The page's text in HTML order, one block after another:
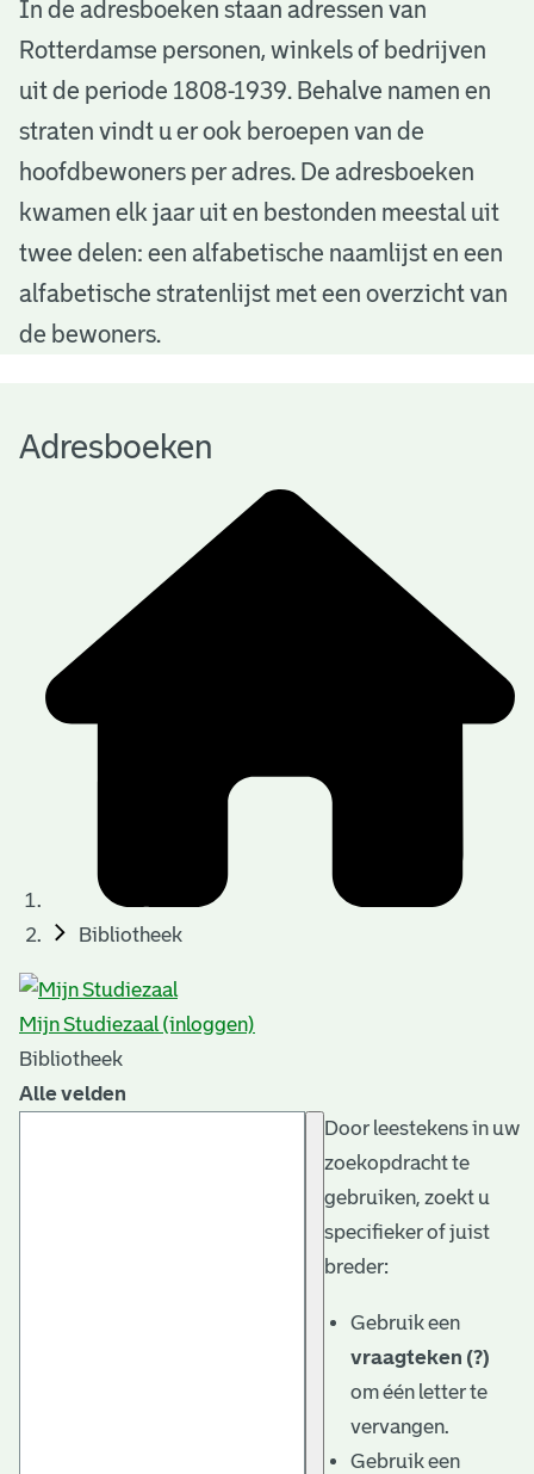
A
d
e
b
o
e
e
In de adresboeken staan adressen van
Rotterdamse personen, winkels of bedrijven
uit de periode 1808-1939. Behalve namen en
straten vindt u er ook beroepen van de
hoofdbewoners per adres. De adresboeken
kwamen elk jaar uit en bestonden meestal uit
twee delen: een alfabetische naamlijst en een
alfabetische stratenlijst met een overzicht van
de bewoners.
Adresboeken
Bibliotheek
Mijn Studiezaal (inloggen)
Bibliotheek
Alle velden
Door leestekens in uw
zoekopdracht te
gebruiken, zoekt u
specifieker of juist
breder:
Gebruik een
vraagteken (?)
om één letter te
vervangen.
Gebruik een